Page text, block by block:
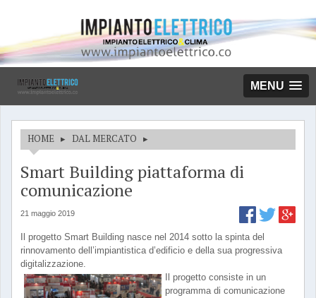
MENU
HOME ▸ DAL MERCATO ▸
Smart Building piattaforma di
comunicazione
21 maggio 2019
Il progetto Smart Building nasce nel 2014 sotto la spinta del
rinnovamento dell’impiantistica d’edificio e della sua progressiva
digitalizzazione.
Il progetto consiste in un
programma di comunicazione